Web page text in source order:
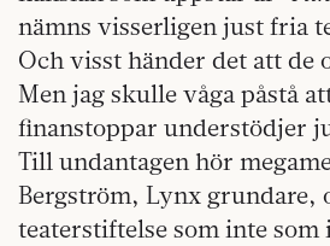
nämns visserligen just fria
Och visst händer det att de
Men jag skulle våga påstå
finanstoppar understödjer
Till undantagen hör
Bergström, Lynx grundare,
teaterstiftelse som inte som